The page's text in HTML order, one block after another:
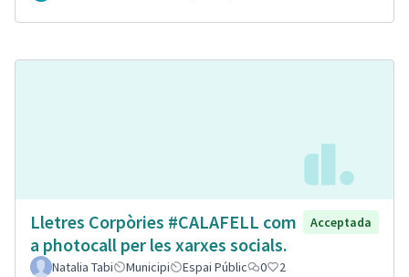
Lletres Corpòries #CALAFELL com
a photocall per les xarxes socials.
Acceptada
Natalia Tabi Municipi Espai Públic 0 2